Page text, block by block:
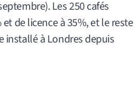
Les 250 cafés
de licence à 35%, et le reste
installé à Londres depuis